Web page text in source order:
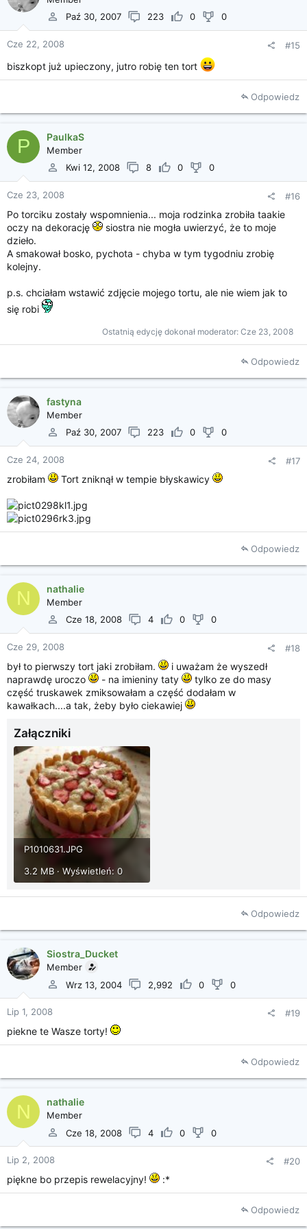
Paź 30, 2007
223 0 0
Cze 22, 2008 #15
biszkopt już upieczony, jutro robię ten tort
Odpowiedz
P PaulkaS
Member
Kwi 12, 2008
8 0 0
Cze 23, 2008 #16
Po torciku zostały wspomnienia... moja rodzinka zrobiła taakie
oczy na dekorację
siostra nie mogła uwierzyć, że to moje
dzieło.
A smakował bosko, pychota - chyba w tym tygodniu zrobię
kolejny.
p.s. chciałam wstawić zdjęcie mojego tortu, ale nie wiem jak to
się robi
Ostatnią edycję dokonał moderator: Cze 23, 2008
Odpowiedz
fastyna
Member
Paź 30, 2007
223 0 0
Cze 24, 2008 #17
zrobiłam Tort zniknął w tempie błyskawicy
Odpowiedz
N nathalie
Member
Cze 18, 2008
4 0 0
Cze 29, 2008 #18
był to pierwszy tort jaki zrobiłam.
i uważam że wyszedł
naprawdę uroczo
- na imieniny taty
tylko ze do masy
część truskawek zmiksowałam a część dodałam w
kawałkach....a tak, żeby było ciekawiej
Załączniki
P1010631.JPG
3.2 MB · Wyświetleń: 0
Odpowiedz
Siostra_Ducket
Member
Wrz 13, 2004
2,992 0 0
Lip 1, 2008 #19
piekne te Wasze torty!
Odpowiedz
N nathalie
Member
Cze 18, 2008
4 0 0
Lip 2, 2008 #20
piękne bo przepis rewelacyjny! :*
Odpowiedz